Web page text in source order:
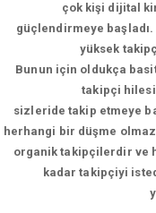
çok kişi dijital
güçlendirmeye
yüksek
Bunun için oldukça
takipçi
sizleride takip etmeye
herhangi bir düşme
organik takipçilerdir ve
kadar takipçiyi